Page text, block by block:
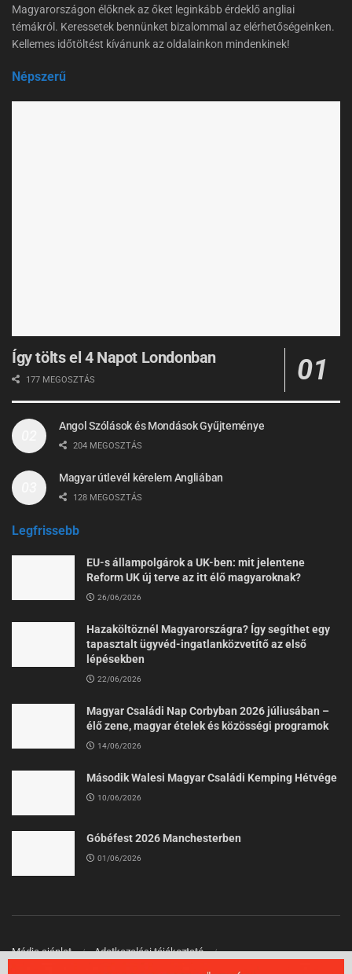
Magyarországon élőknek az őket leginkább érdeklő angliai
témákról. Keressetek bennünket bizalommal az elérhetőségeinken.
Kellemes időtöltést kívánunk az oldalainkon mindenkinek!
Népszerű
Így tölts el 4 Napot Londonban
177 MEGOSZTÁS
Angol Szólások és Mondások Gyűjteménye
204 MEGOSZTÁS
Magyar útlevél kérelem Angliában
128 MEGOSZTÁS
Legfrissebb
EU-s állampolgárok a UK-ben: mit jelentene
Reform UK új terve az itt élő magyaroknak?
26/06/2026
Hazaköltöznél Magyarországra? Így segíthet egy
tapasztalt ügyvéd-ingatlanközvetítő az első
lépésekben
22/06/2026
Magyar Családi Nap Corbyban 2026 júliusában –
élő zene, magyar ételek és közösségi programok
14/06/2026
Második Walesi Magyar Családi Kemping Hétvége
10/06/2026
Góbéfest 2026 Manchesterben
01/06/2026
Média ajánlat
Adatkezelési tájékoztató